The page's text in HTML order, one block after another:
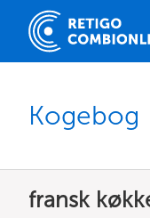
Kogebog
fransk